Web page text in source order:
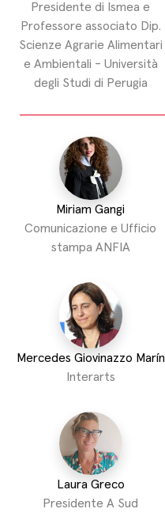
Presidente di Ismea e
Professore associato Dip.
Scienze Agrarie Alimentari
e Ambientali - Università
degli Studi di Perugia
Miriam Gangi
Comunicazione e Ufficio
stampa ANFIA
Mercedes Giovinazzo Marín
Interarts
Laura Greco
Presidente A Sud